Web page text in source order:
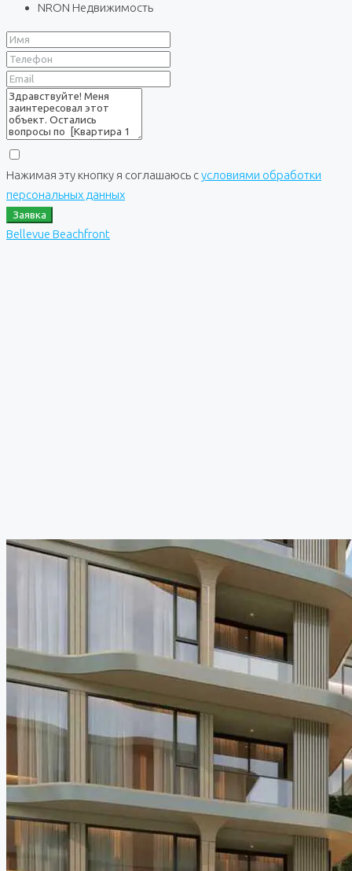
NRON Недвижимость
Нажимая эту кнопку я соглашаюсь сусловиями обработки
персональных данных
Заявка
Bellevue Beachfront